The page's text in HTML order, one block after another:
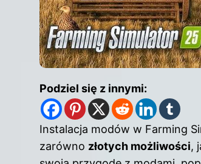
Podziel się z innymi:
Instalacja modów w Farming
zarówno złotych możliwości,